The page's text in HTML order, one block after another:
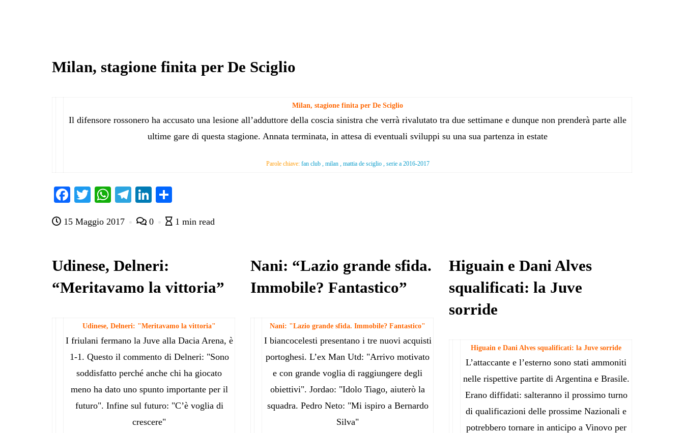
Milan, stagione finita per De Sciglio
Milan, stagione finita per De Sciglio
Il difensore rossonero ha accusato una lesione all’adduttore della coscia sinistra che verrà rivalutato tra due settimane e dunque non prenderà parte alle
ultime gare di questa stagione. Annata terminata, in attesa di eventuali sviluppi su una sua partenza in estate
Parole chiave: fan club , milan , mattia de sciglio , serie a 2016-2017
Fa
bo
T
tte
W
ts
pp
Te
gr
m
Li
ed di
15 Maggio 2017 0 1 min read
Udinese, Delneri:
“Meritavamo la vittoria”
Udinese, Delneri: "Meritavamo la vittoria"
I friulani fermano la Juve alla Dacia Arena, è
1-1. Questo il commento di Delneri: "Sono
soddisfatto perché anche chi ha giocato
meno ha dato uno spunto importante per il
futuro". Infine sul futuro: "C’è voglia di
crescere"
Nani: “Lazio grande sfida.
Immobile? Fantastico”
Nani: "Lazio grande sfida. Immobile? Fantastico"
I biancocelesti presentano i tre nuovi acquisti
portoghesi. L’ex Man Utd: "Arrivo motivato
e con grande voglia di raggiungere degli
obiettivi". Jordao: "Idolo Tiago, aiuterò la
squadra. Pedro Neto: "Mi ispiro a Bernardo
Silva"
Higuain e Dani Alves
squalificati: la Juve
sorride
Higuain e Dani Alves squalificati: la Juve sorride
L’attaccante e l’esterno sono stati ammoniti
nelle rispettive partite di Argentina e Brasile.
Erano diffidati: salteranno il prossimo turno
di qualificazioni delle prossime Nazionali e
potrebbero tornare in anticipo a Vinovo per